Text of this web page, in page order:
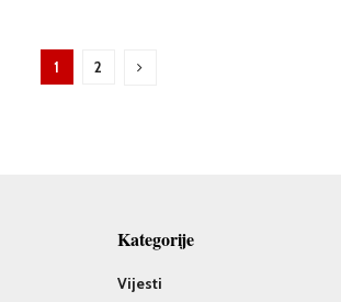
1 2
Kategorije
Vijesti